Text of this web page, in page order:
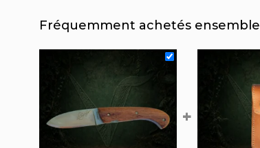
Fréquemment achetés ensemble
+